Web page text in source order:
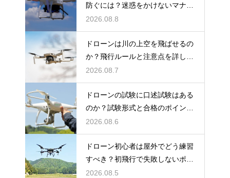
防ぐには？迷惑をかけないマナー
と対策
2026.08.8
ドローンは川の上空を飛ばせるの
か？飛行ルールと注意点を詳しく
解説
2026.08.7
ドローンの試験に口述試験はある
のか？試験形式と合格のポイント
を解説
2026.08.6
ドローン初心者は屋外でどう練習
すべき？初飛行で失敗しないポイ
ント
2026.08.5